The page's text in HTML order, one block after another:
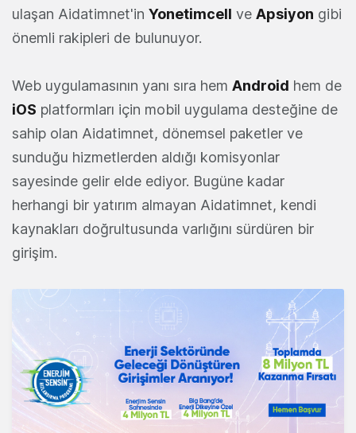
ulaşan Aidatimnet'in Yonetimcell ve Apsiyon gibi
önemli rakipleri de bulunuyor.
Web uygulamasının yanı sıra hem Android hem de
iOS platformları için mobil uygulama desteğine de
sahip olan Aidatimnet, dönemsel paketler ve
sunduğu hizmetlerden aldığı komisyonlar
sayesinde gelir elde ediyor. Bugüne kadar
herhangi bir yatırım almayan Aidatimnet, kendi
kaynakları doğrultusunda varlığını sürdüren bir
girişim.